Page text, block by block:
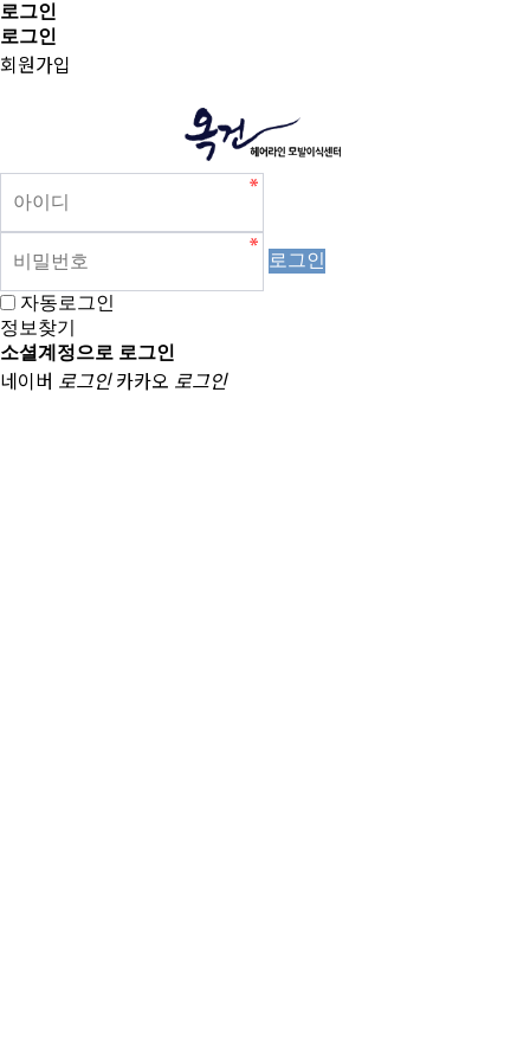
로그인
로그인
회원가입
로그인
자동로그인
정보찾기
소셜계정으로 로그인
네이버 로그인 카카오 로그인